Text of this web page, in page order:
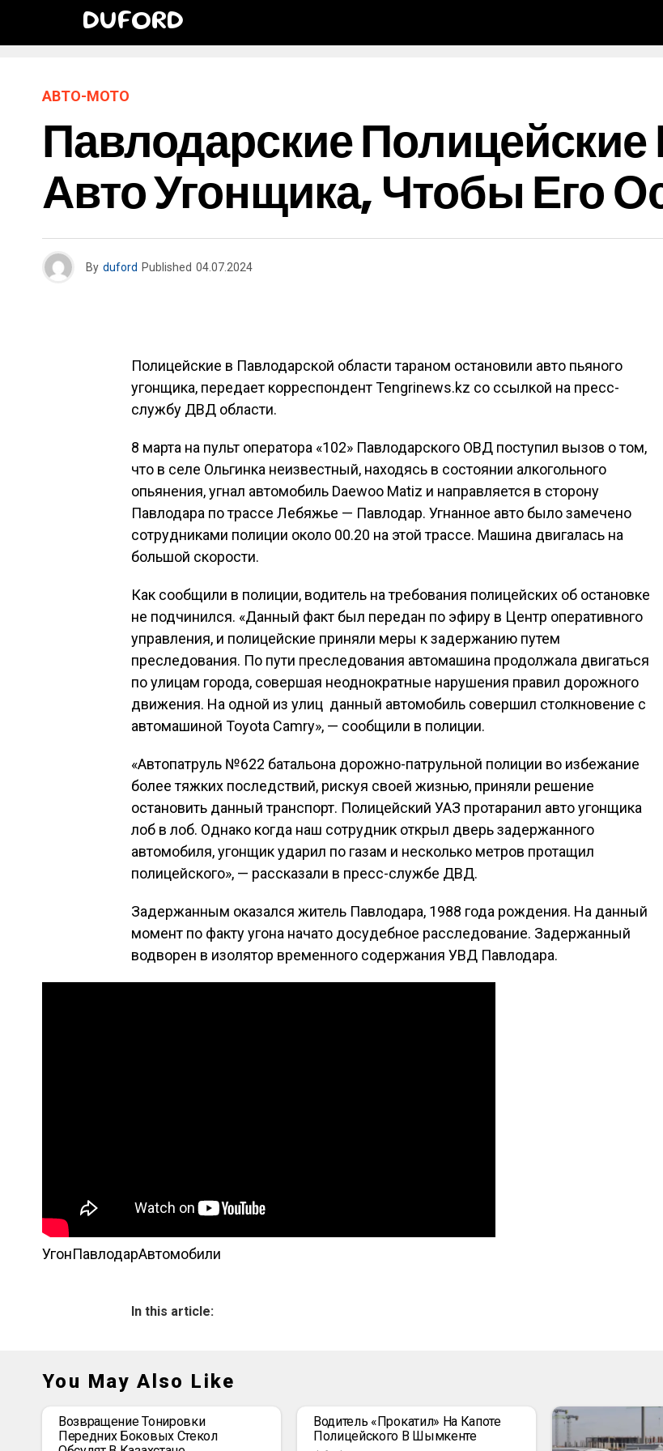
DUFORD
АВТО-МОТО
Павлодарские
Авто Угонщика, Чтобы Его
By duford Published 04.07.2024
Полицейские в Павлодарской области тараном остановили авто пьяного
угонщика, передает корреспондент Tengrinews.kz cо ссылкой на пресс-
службу ДВД области.
8 марта на пульт оператора «102» Павлодарского ОВД поступил вызов о том,
что в селе Ольгинка неизвестный, находясь в состоянии алкогольного
опьянения, угнал автомобиль Daewoo Matiz и направляется в сторону
Павлодара по трассе Лебяжье — Павлодар. Угнанное авто было замечено
сотрудниками полиции около 00.20 на этой трассе. Машина двигалась на
большой скорости.
Как сообщили в полиции, водитель на требования полицейских об остановке
не подчинился. «Данный факт был передан по эфиру в Центр оперативного
управления, и полицейские приняли меры к задержанию путем
преследования. По пути преследования автомашина продолжала двигаться
по улицам города, совершая неоднократные нарушения правил дорожного
движения. На одной из улиц данный автомобиль совершил столкновение с
автомашиной Toyota Camry», — сообщили в полиции.
«Автопатруль №622 батальона дорожно-патрульной полиции во избежание
более тяжких последствий, рискуя своей жизнью, приняли решение
остановить данный транспорт. Полицейский УАЗ протаранил авто угонщика
лоб в лоб. Однако когда наш сотрудник открыл дверь задержанного
автомобиля, угонщик ударил по газам и несколько метров протащил
полицейского», — рассказали в пресс-службе ДВД.
Задержанным оказался житель Павлодара, 1988 года рождения. На данный
момент по факту угона начато досудебное расследование. Задержанный
водворен в изолятор временного содержания УВД Павлодара.
УгонПавлодарАвтомобили
In this article:
You May Also Like
Возвращение Тонировки
Передних Боковых Стекол
Водитель «прокатил» На Капоте
Полицейского В Шымкенте